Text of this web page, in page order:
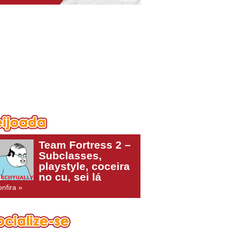
Team Fortress 2 –
Subclasses,
playstyle, coceira
no cu, sei lá
»